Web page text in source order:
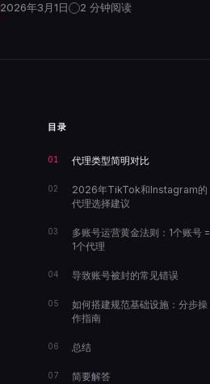
2026年3月1日 2 分钟阅读
目录
代理类型简明对比
2026年TikTok和Instagram的
代理选择建议
多账号运营黄金法则：1个账号 =
1个代理
导致账号被封的常见错误
如何搭建规范基础设施：分步操
作指南
总结
简要解答